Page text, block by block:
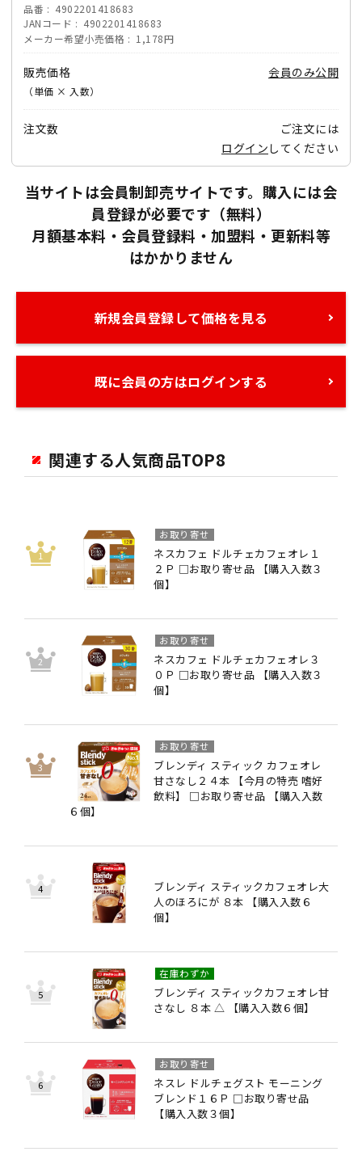
品番
4902201418683
JANコード
4902201418683
メーカー希望小売価格
1,178円
販売価格
（単価 × 入数）
会員のみ公開
注文数
ご注文には
ログイン してください
当サイトは会員制卸売サイトです。購入には会
員登録が必要です（無料）
月額基本料・会員登録料・加盟料・更新料等
はかかりません
新規会員登録して価格を見る
既に会員の方はログインする
関連する人気商品TOP8
ネスカフェ ドルチェカフェオレ１
２Ｐ □お取り寄せ品 【購入入数３
個】
お取り寄せ
ネスカフェ ドルチェカフェオレ３
０Ｐ □お取り寄せ品 【購入入数３
個】
お取り寄せ
ブレンディ スティック カフェオレ
甘さなし２４本 【今月の特売 嗜好
飲料】 □お取り寄せ品 【購入入数
６個】
お取り寄せ
ブレンディ スティックカフェオレ大
人のほろにが ８本 【購入入数６
個】
ブレンディ スティックカフェオレ甘
さなし ８本 △ 【購入入数６個】
在庫わずか
ネスレ ドルチェグスト モーニング
ブレンド１６Ｐ □お取り寄せ品
【購入入数３個】
お取り寄せ